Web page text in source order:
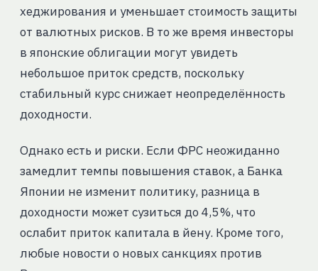
хеджирования и уменьшает стоимость защиты
от валютных рисков. В то же время инвесторы
в японские облигации могут увидеть
небольшое приток средств, поскольку
стабильный курс снижает неопределённость
доходности.
Однако есть и риски. Если ФРС неожиданно
замедлит темпы повышения ставок, а Банка
Японии не изменит политику, разница в
доходности может сузиться до 4,5 %, что
ослабит приток капитала в йену. Кроме того,
любые новости о новых санкциях против